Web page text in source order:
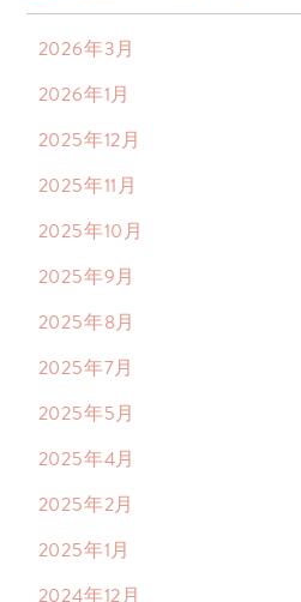
2026年3月
2026年1月
2025年12月
2025年11月
2025年10月
2025年9月
2025年8月
2025年7月
2025年5月
2025年4月
2025年2月
2025年1月
2024年12月